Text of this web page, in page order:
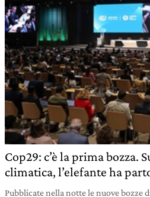
Cop29: c’è la prima bozza.
climatica, l’elefante ha
Pubblicate nella notte le nuove bozze